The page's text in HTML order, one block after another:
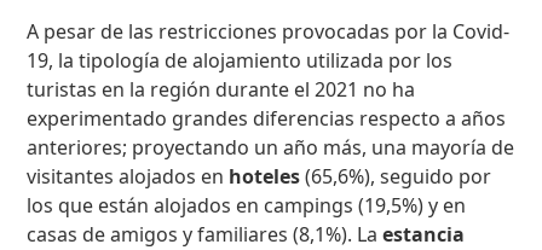
A pesar de las restricciones provocadas por la Covid-
19, la tipología de alojamiento utilizada por los
turistas en la región durante el 2021 no ha
experimentado grandes diferencias respecto a años
anteriores; proyectando un año más, una mayoría de
visitantes alojados en hoteles(65,6%), seguido por
los que están alojados en campings (19,5%) y en
casas de amigos y familiares (8,1%). Laestancia